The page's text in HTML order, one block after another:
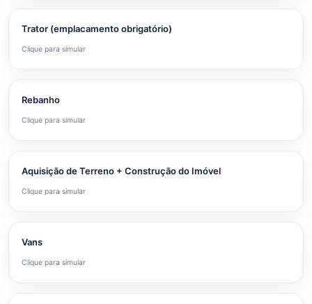
Trator (emplacamento obrigatório)
Clique para simular
Rebanho
Clique para simular
Aquisição de Terreno + Construção do Imóvel
Clique para simular
Vans
Clique para simular